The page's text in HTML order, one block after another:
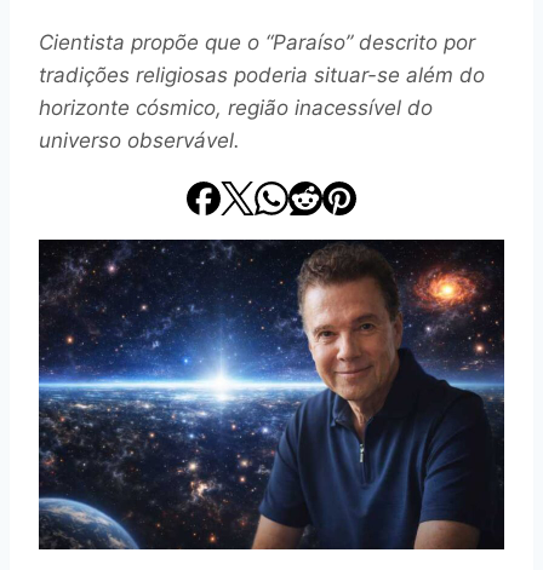
Cientista propõe que o “Paraíso” descrito por
tradições religiosas poderia situar-se além do
horizonte cósmico, região inacessível do
universo observável.